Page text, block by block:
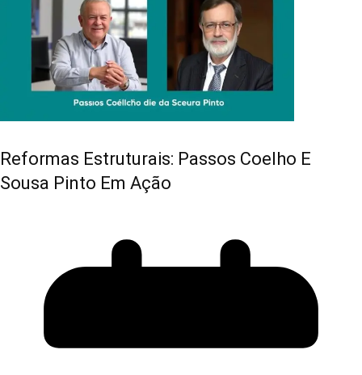
Reformas Estruturais: Passos Coelho E
Sousa Pinto Em Ação